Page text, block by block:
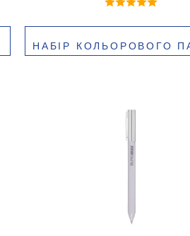
НАБІР КОЛЬОРОВОГО ПАПЕРУ BUROMAX А4,